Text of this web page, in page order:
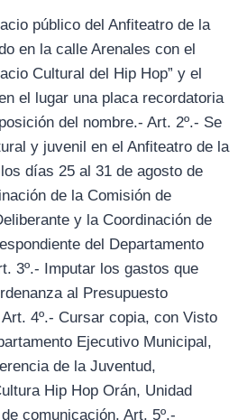
público del Anfiteatro de la
en la calle Arenales con el
Cultural del Hip Hop” y el
el lugar una placa recordatoria
del nombre.- Art. 2º.- Se
y juvenil en el Anfiteatro de la
días 25 al 31 de agosto de
de la Comisión de
y la Coordinación de
del Departamento
3º.- Imputar los gastos que
al Presupuesto
4º.- Cursar copia, con Visto
Ejecutivo Municipal,
de la Juventud,
Hip Hop Orán, Unidad
comunicación. Art. 5º.-